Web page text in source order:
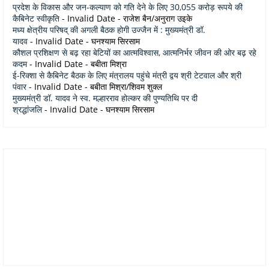
प्रदेश के विकास और जन-कल्याण को गति देने के लिए 30,055 करोड़ रूपये की
कैबिनेट स्वीकृति - Invalid Date - राजेश बैन/अनुराग उइके
मध्य क्षेत्रीय परिषद् की अगली बैठक होगी उज्जैन में : मुख्यमंत्री डॉ.
यादव - Invalid Date - घनश्याम सिरसाम
कौशल प्रशिक्षण से बढ़ रहा बेटियों का आत्मविश्वास, आत्मनिर्भर जीवन की ओर बढ़ रहे
कदम- Invalid Date - बबीता मिश्रा
ई-रिक्शा से कैबिनेट बैठक के लिए मंत्रालय पहुंचे मंत्री द्वय श्री टेटवाल और श्री
पंवार- Invalid Date - बबीता मिश्रा/शिवम शुक्ल
मुख्यमंत्री डॉ. यादव ने स्व. मल्हारराव होल्कर की पुण्यतिथि पर दी
श्रद्धांजलि- Invalid Date - घनश्याम सिरसाम